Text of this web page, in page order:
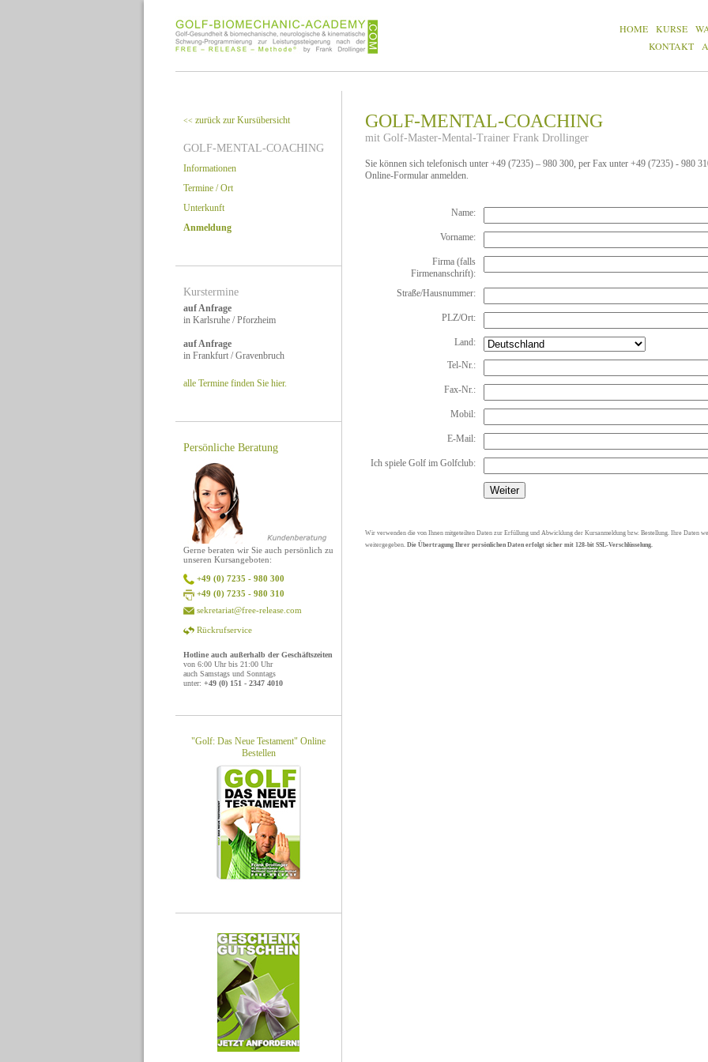
HOME KURSE
KONTAKT
<< zurück zur Kursübersicht
GOLF-MENTAL-COACHING
Informationen
Termine / Ort
Unterkunft
Anmeldung
Kurstermine
auf Anfrage
in Karlsruhe / Pforzheim
auf Anfrage
in Frankfurt / Gravenbruch
alle Termine finden Sie hier.
Persönliche Beratung
Gerne beraten wir Sie auch persönlich zu
unseren Kursangeboten:
+49 (0) 7235 - 980 300
+49 (0) 7235 - 980 310
sekretariat@free-release.com
Rückrufservice
Hotline auch außerhalb der Geschäftszeiten
von 6:00 Uhr bis 21:00 Uhr
auch Samstags und Sonntags
unter: +49 (0) 151 - 2347 4010
"Golf: Das Neue Testament" Online
Bestellen
GOLF-MENTAL-COACHING
mit Golf-Master-Mental-Trainer Frank Drollinger
Sie können sich telefonisch unter +49 (7235) – 980 300, per Fax unter +49 (7235) - 980
Online-Formular anmelden.
Name:
Vorname:
Firma (falls
Firmenanschrift):
Straße/Hausnummer:
PLZ/Ort:
Land:
Tel-Nr.:
Fax-Nr.:
Mobil:
E-Mail:
Ich spiele Golf im Golfclub:
Wir verwenden die von Ihnen mitgeteilten Daten zur Erfüllung und Abwicklung der Kursanmeldung bzw. Bestellung. Ihre Daten
weitergegeben. Die Übertragung Ihrer persönlichen Daten erfolgt sicher mit 128-bit SSL-Verschlüsselung.